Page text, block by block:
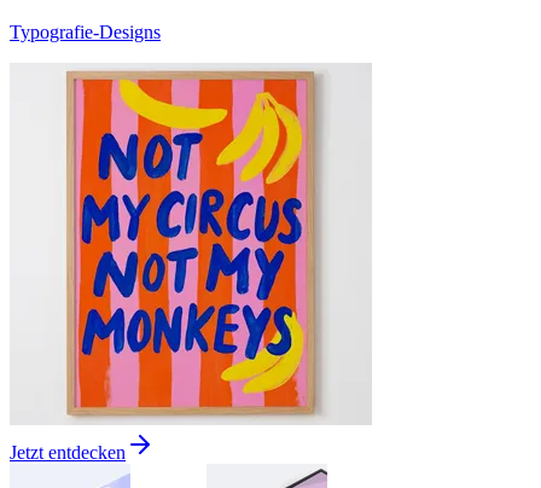
Typografie-Designs
Jetzt entdecken